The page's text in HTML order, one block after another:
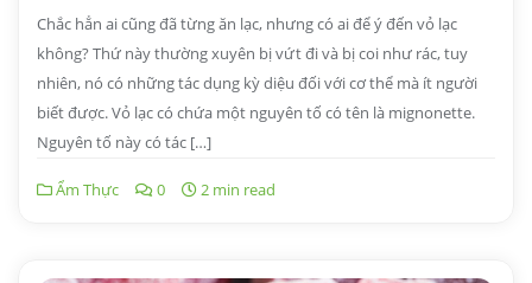
Chắc hẳn ai cũng đã từng ăn lạc, nhưng có ai để ý đến vỏ lạc
không? Thứ này thường xuyên bị vứt đi và bị coi như rác, tuy
nhiên, nó có những tác dụng kỳ diệu đối với cơ thể mà ít người
biết được. Vỏ lạc có chứa một nguyên tố có tên là mignonette.
Nguyên tố này có tác […]
Ẩm Thực 0 2 min read